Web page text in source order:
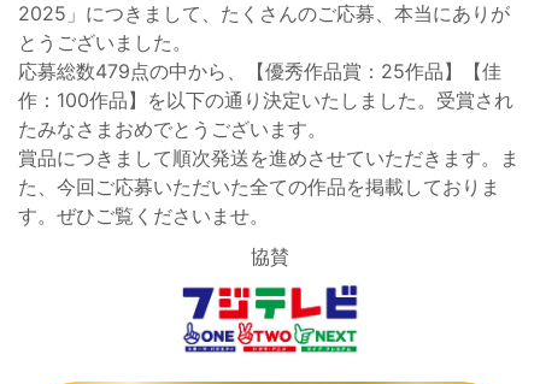
2025」につきまして、たくさんのご応募、本当にありが
とうございました。
応募総数479点の中から、【優秀作品賞：25作品】【佳
作：100作品】を以下の通り決定いたしました。受賞され
たみなさまおめでとうございます。
賞品につきまして順次発送を進めさせていただきます。ま
た、今回ご応募いただいた全ての作品を掲載しておりま
す。ぜひご覧くださいませ。
協賛